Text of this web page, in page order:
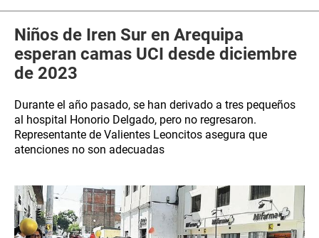
Niños de Iren Sur en Arequipa
esperan camas UCI desde diciembre
de 2023
Durante el año pasado, se han derivado a tres pequeños
al hospital Honorio Delgado, pero no regresaron.
Representante de Valientes Leoncitos asegura que
atenciones no son adecuadas